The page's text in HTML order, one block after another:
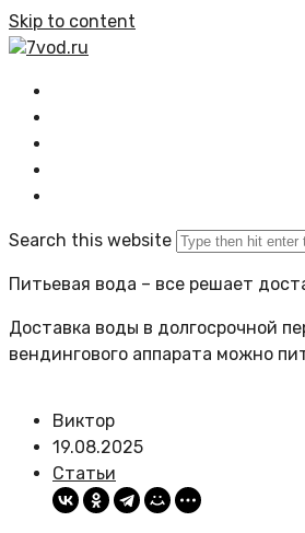
Skip to content
7vod.ru
Search this website
Питьевая вода – все решает
Доставка воды в долгосрочной
вендингового аппарата можно
Виктор
19.08.2025
Статьи